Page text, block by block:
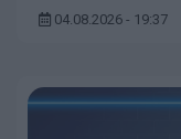
04.08.2026 - 19:37